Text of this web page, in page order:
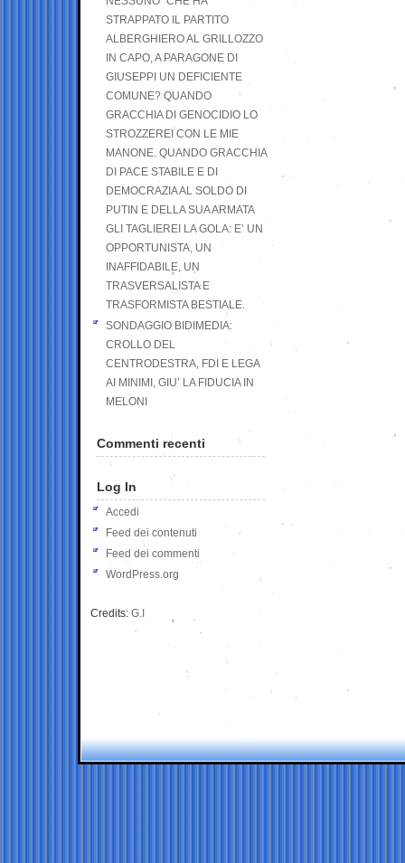
STRAPPATO IL PARTITO
ALBERGHIERO AL GRILLOZZO
IN CAPO, A PARAGONE DI
GIUSEPPI UN DEFICIENTE
COMUNE? QUANDO
GRACCHIA DI GENOCIDIO LO
STROZZEREI CON LE MIE
MANONE. QUANDO GRACCHIA
DI PACE STABILE E DI
DEMOCRAZIA AL SOLDO DI
PUTIN E DELLA SUA ARMATA
GLI TAGLIEREI LA GOLA: E’ UN
OPPORTUNISTA, UN
INAFFIDABILE, UN
TRASVERSALISTA E
TRASFORMISTA BESTIALE.
SONDAGGIO BIDIMEDIA:
CROLLO DEL
CENTRODESTRA, FDI E LEGA
AI MINIMI, GIU’ LA FIDUCIA IN
MELONI
Commenti recenti
Log In
Accedi
Feed dei contenuti
Feed dei commenti
WordPress.org
Credits: G.I